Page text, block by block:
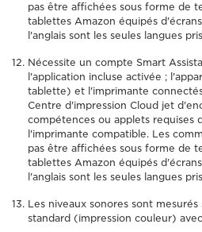
pas être affichées sous forme de
tablettes Amazon équipés
l'anglais sont les seules langues
Nécessite un compte Smart
l'application incluse activée ;
tablette) et l'imprimante
Centre d'impression Cloud jet
compétences ou applets requises
l'imprimante compatible. Les
pas être affichées sous forme de
tablettes Amazon équipés
l'anglais sont les seules langues
Les niveaux sonores sont
standard (impression couleur)